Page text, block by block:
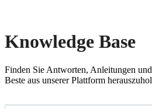
Knowledge Base
Finden Sie Antworten, Anleitungen
Beste aus unserer Plattform